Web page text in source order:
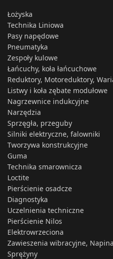
Łożyska
Technika Liniowa
Pasy napędowe
Pneumatyka
Zespoły kulowe
Łańcuchy, koła łańcuchowe
Reduktory, Motoreduktory,
Listwy i koła zębate modułowe
Nagrzewnice indukcyjne
Narzędzia
Sprzęgła, przeguby
Silniki elektryczne, falowniki
Tworzywa konstrukcyjne
Guma
Technika smarownicza
Loctite
Pierścienie osadcze
Diagnostyka
Uczelnienia techniczne
Pierścienie Nilos
Elektrowrzeciona
Zawieszenia wibracyjne,
Sprężyny